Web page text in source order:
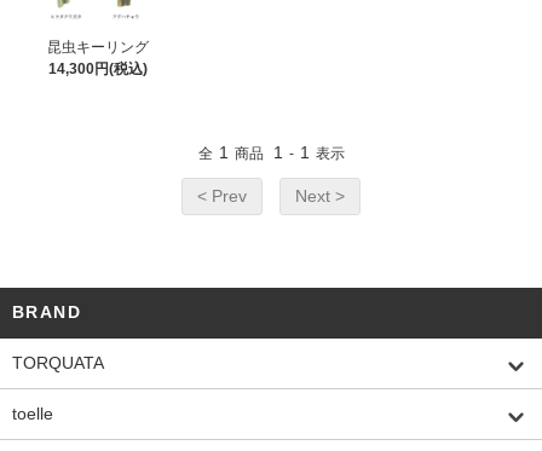
昆虫キーリング
14,300円(税込)
全 1 商品 1 - 1 表示
< Prev Next >
BRAND
TORQUATA
toelle